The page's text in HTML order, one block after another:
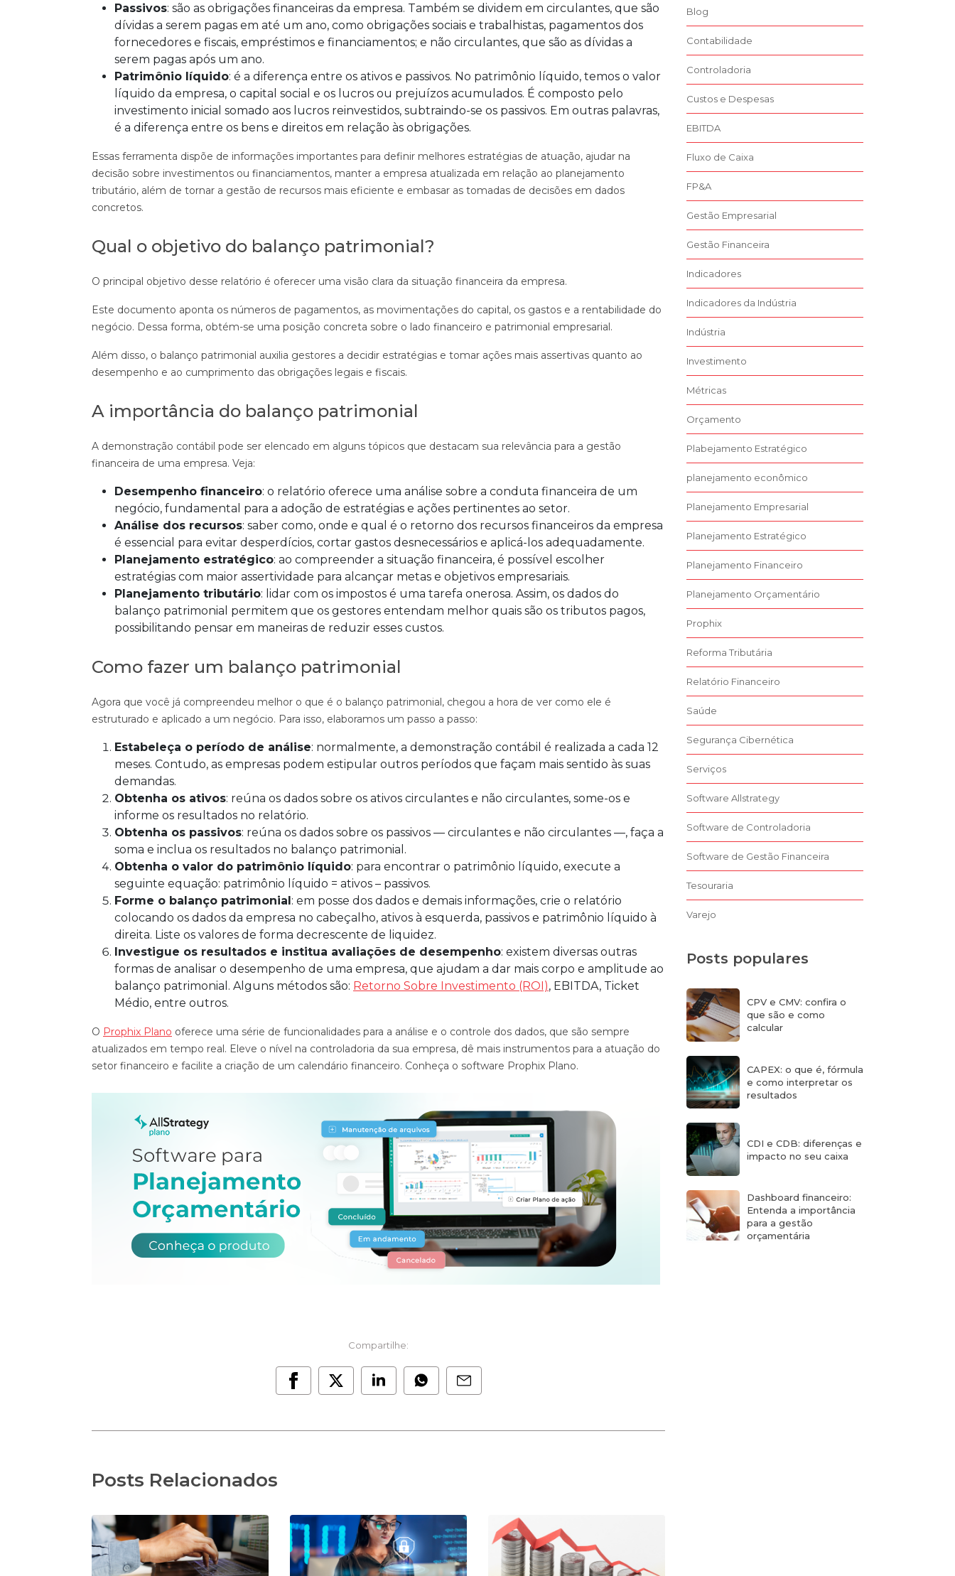
Passivos: são as obrigações financeiras da empresa. Também se dividem em circulantes, que são
dívidas a serem pagas em até um ano, como obrigações sociais e trabalhistas, pagamentos dos
fornecedores e fiscais, empréstimos e financiamentos; e não circulantes, que são as dívidas a
serem pagas após um ano.
Patrimônio líquido: é a diferença entre os ativos e passivos. No patrimônio líquido, temos o valor
líquido da empresa, o capital social e os lucros ou prejuízos acumulados. É composto pelo
investimento inicial somado aos lucros reinvestidos, subtraindo-se os passivos. Em outras palavras,
é a diferença entre os bens e direitos em relação às obrigações.
Essas ferramenta dispõe de informações importantes para definir melhores estratégias de atuação, ajudar na
decisão sobre investimentos ou financiamentos, manter a empresa atualizada em relação ao planejamento
tributário, além de tornar a gestão de recursos mais eficiente e embasar as tomadas de decisões em dados
concretos.
Qual o objetivo do balanço patrimonial?
O principal objetivo desse relatório é oferecer uma visão clara da situação financeira da empresa.
Este documento aponta os números de pagamentos, as movimentações do capital, os gastos e a rentabilidade do
negócio. Dessa forma, obtém-se uma posição concreta sobre o lado financeiro e patrimonial empresarial.
Além disso, o balanço patrimonial auxilia gestores a decidir estratégias e tomar ações mais assertivas quanto ao
desempenho e ao cumprimento das obrigações legais e fiscais.
A importância do balanço patrimonial
A demonstração contábil pode ser elencado em alguns tópicos que destacam sua relevância para a gestão
financeira de uma empresa. Veja:
Desempenho financeiro: o relatório oferece uma análise sobre a conduta financeira de um
negócio, fundamental para a adoção de estratégias e ações pertinentes ao setor.
Análise dos recursos: saber como, onde e qual é o retorno dos recursos financeiros da empresa
é essencial para evitar desperdícios, cortar gastos desnecessários e aplicá-los adequadamente.
Planejamento estratégico: ao compreender a situação financeira, é possível escolher
estratégias com maior assertividade para alcançar metas e objetivos empresariais.
Planejamento tributário: lidar com os impostos é uma tarefa onerosa. Assim, os dados do
balanço patrimonial permitem que os gestores entendam melhor quais são os tributos pagos,
possibilitando pensar em maneiras de reduzir esses custos.
Como fazer um balanço patrimonial
Agora que você já compreendeu melhor o que é o balanço patrimonial, chegou a hora de ver como ele é
estruturado e aplicado a um negócio. Para isso, elaboramos um passo a passo:
Estabeleça o período de análise: normalmente, a demonstração contábil é realizada a cada 12
meses. Contudo, as empresas podem estipular outros períodos que façam mais sentido às suas
demandas.
Obtenha os ativos: reúna os dados sobre os ativos circulantes e não circulantes, some-os e
informe os resultados no relatório.
Obtenha os passivos: reúna os dados sobre os passivos — circulantes e não circulantes —, faça a
soma e inclua os resultados no balanço patrimonial.
Obtenha o valor do patrimônio líquido: para encontrar o patrimônio líquido, execute a
seguinte equação: patrimônio líquido = ativos – passivos.
Forme o balanço patrimonial: em posse dos dados e demais informações, crie o relatório
colocando os dados da empresa no cabeçalho, ativos à esquerda, passivos e patrimônio líquido à
direita. Liste os valores de forma decrescente de liquidez.
Investigue os resultados e institua avaliações de desempenho: existem diversas outras
formas de analisar o desempenho de uma empresa, que ajudam a dar mais corpo e amplitude ao
balanço patrimonial. Alguns métodos são: Retorno Sobre Investimento (ROI), EBITDA, Ticket
Médio, entre outros.
O Prophix Plano oferece uma série de funcionalidades para a análise e o controle dos dados, que são sempre
atualizados em tempo real. Eleve o nível na controladoria da sua empresa, dê mais instrumentos para a atuação do
setor financeiro e facilite a criação de um calendário financeiro. Conheça o software Prophix Plano.
Compartilhe:
Posts Relacionados
Blog
Contabilidade
Controladoria
Custos e Despesas
EBITDA
Fluxo de Caixa
FP&A
Gestão Empresarial
Gestão Financeira
Indicadores
Indicadores da Indústria
Indústria
Investimento
Métricas
Orçamento
Plabejamento Estratégico
planejamento econômico
Planejamento Empresarial
Planejamento Estratégico
Planejamento Financeiro
Planejamento Orçamentário
Prophix
Reforma Tributária
Relatório Financeiro
Saúde
Segurança Cibernética
Serviços
Software Allstrategy
Software de Controladoria
Software de Gestão Financeira
Tesouraria
Varejo
Posts populares
CPV e CMV: confira o
que são e como
calcular
CAPEX: o que é, fórmula
e como interpretar os
resultados
CDI e CDB: diferenças e
impacto no seu caixa
Dashboard financeiro:
Entenda a importância
para a gestão
orçamentária